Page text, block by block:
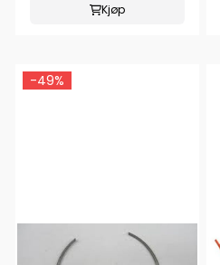
Kjøp
-49%